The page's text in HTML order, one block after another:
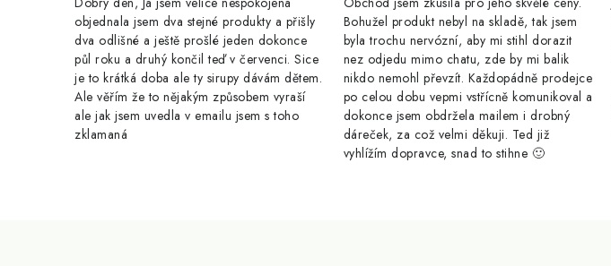
objednala jsem dva stejné produkty a přišly
dva odlišné a ještě prošlé jeden dokonce
půl roku a druhý končil teď v červenci. Sice
je to krátká doba ale ty sirupy dávám dětem.
Ale věřím že to nějakým způsobem vyraší
ale jak jsem uvedla v emailu jsem s toho
zklamaná
Bohužel produkt nebyl na skladě, tak jsem
byla trochu nervózní, aby mi stihl dorazit
nez odjedu mimo chatu, zde by mi balik
nikdo nemohl převzít. Každopádně prodejce
po celou dobu vepmi vstřícně komunikoval a
dokonce jsem obdržela mailem i drobný
dáreček, za což velmi děkuji. Ted již
vyhlížím dopravce, snad to stihne 🙂